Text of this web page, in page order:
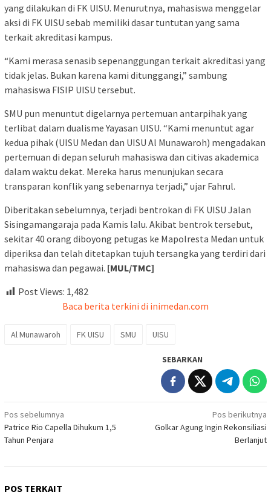
yang dilakukan di FK UISU. Menurutnya, mahasiswa menggelar
aksi di FK UISU sebab memiliki dasar tuntutan yang sama
terkait akreditasi kampus.
“Kami merasa senasib sepenanggungan terkait akreditasi yang
tidak jelas. Bukan karena kami ditunggangi,” sambung
mahasiswa FISIP UISU tersebut.
SMU pun menuntut digelarnya pertemuan antarpihak yang
terlibat dalam dualisme Yayasan UISU. “Kami menuntut agar
kedua pihak (UISU Medan dan UISU Al Munawaroh) mengadakan
pertemuan di depan seluruh mahasiswa dan citivas akademica
dalam waktu dekat. Mereka harus menunjukan secara
transparan konflik yang sebenarnya terjadi,” ujar Fahrul.
Diberitakan sebelumnya, terjadi bentrokan di FK UISU Jalan
Sisingamangaraja pada Kamis lalu. Akibat bentrok tersebut,
sekitar 40 orang diboyong petugas ke Mapolresta Medan untuk
diperiksa dan telah ditetapkan tujuh tersangka yang terdiri dari
mahasiswa dan pegawai. [MUL/TMC]
Post Views: 1,482
Baca berita terkini di inimedan.com
Al Munawaroh FK UISU SMU UISU
SEBARKAN
Navigasi
pos
Pos sebelumnya
Patrice Rio Capella Dihukum 1,5
Tahun Penjara
Pos berikutnya
Golkar Agung Ingin Rekonsiliasi
Berlanjut
POS TERKAIT